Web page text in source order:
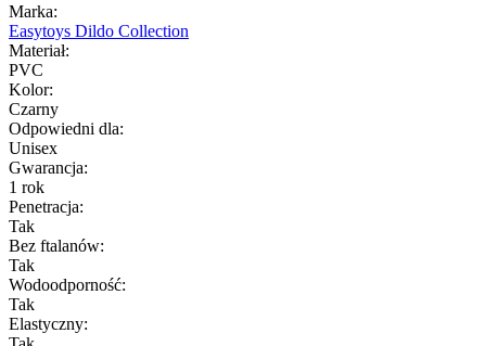
Marka:
Easytoys Dildo Collection
Materiał:
PVC
Kolor:
Czarny
Odpowiedni dla:
Unisex
Gwarancja:
1 rok
Penetracja:
Tak
Bez ftalanów:
Tak
Wodoodporność:
Tak
Elastyczny: